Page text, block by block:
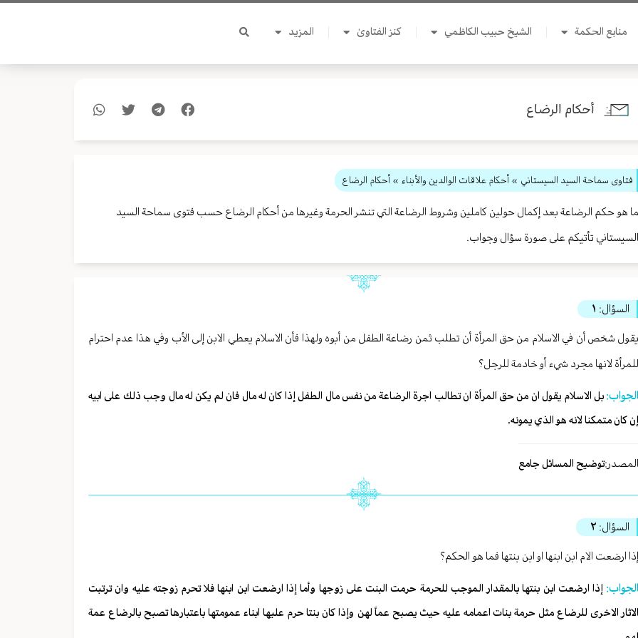
منابع الحكمة الشيخ حبيب الكاظمي كنز الفتاوىٰ المزيد
أحكام الرضاع
فتاوى سماحة السيد السيستاني » أحكام علاقات الوالدين والأبناء » أحكام الرضاع
ما هو حكم الرضاعة بعد إكمال حولين كاملين وشروط الرضاعة التي تنشر الحرمة وغيرها من أحكام الرضاع حسب فتوى سماحة السيد
السيستاني تأتيكم على صورة سؤال وجواب.
السؤال: ١
يقول شخص أن في الاسلام من حق المرأة أن تطلب ثمن رضاعة الطفل من أبوه ولهذا فأن الاسلام يعطي الابن إلى الأب وفي هذا عدم احترام
للمرأة لانها مجرد شيء أو خادمة للرجل؟
الجواب:بل الاسلام يقول ان من حق المرأة ان تطالب اجرة الرضاعة من نفس مال الطفل إذا كان له مال فان لم يكن له مال وجب ذلك على ابيه
إن كان متمكنا لانه هو الذي يمونه.
المصدر:توضيح المسائل جامع
السؤال: ٢
إذا ارضعت الام ابن ابنها او ابن بنتها فما هو الحكم؟
الجواب: إذا ارضعت ابن بنتها بالمقدار الموجب للحرمة حرمت البنت على زوجها وأما إذا ارضعت ابن ابنها فلا تحرم زوجته عليه وان ترتبت
الاثار الاخرى للرضاع مثل حرمة بنات اعمامه عليه حيث يصبح عماً لهن وإذا كان بنتا حرم عليها ابناء عمومتها باعتبارها تصبح بالرضاع عمة